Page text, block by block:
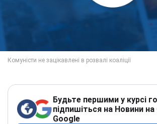
Будьте першими у курсі
підпишіться на Новини на
Google